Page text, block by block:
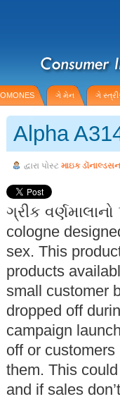
ગે મેન ગે
Alpha
દ્વારા પોસ્ટ માઇક ડૉનાલ્ડસન
ગ્રીક
cologne
sex. This
products
small customer
dropped off
campaign
off or
them. This
and if sales